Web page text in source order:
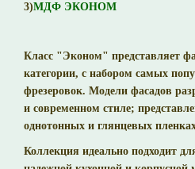
3)МДФ ЭКОНОМ
Класс "Эконом" представляет
категории, с набором самых
фрезеровок. Модели фасадов
и современном стиле;
однотонных и глянцевых
Коллекция идеально подходит